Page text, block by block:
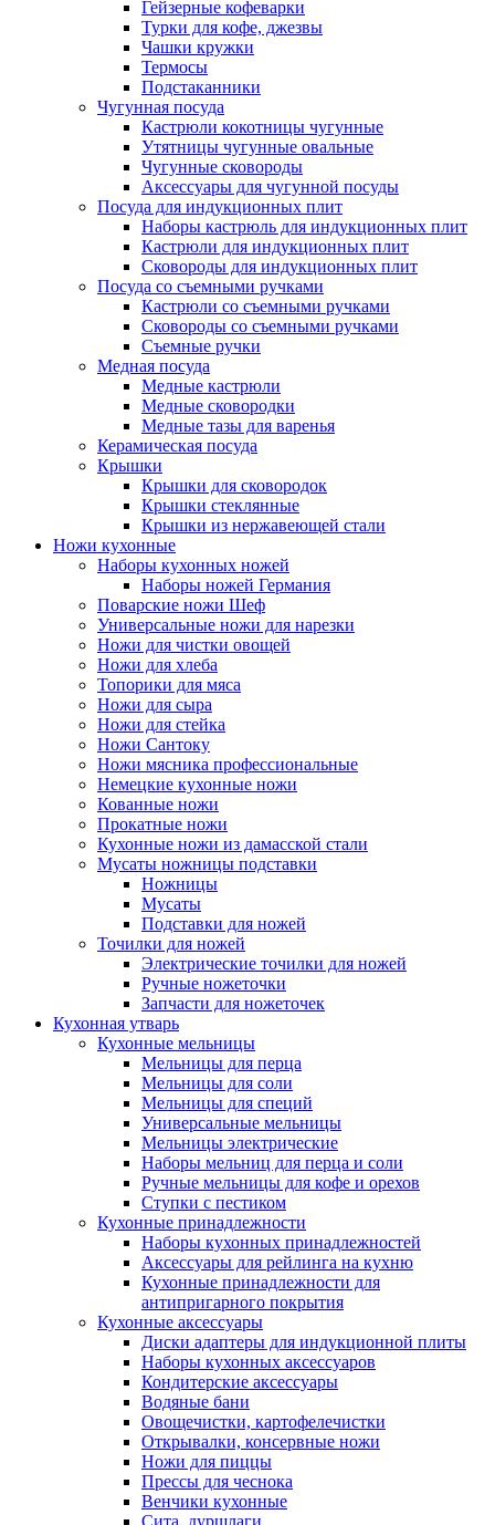
Гейзерные кофеварки
Турки для кофе, джезвы
Чашки кружки
Термосы
Подстаканники
Чугунная посуда
Кастрюли кокотницы чугунные
Утятницы чугунные овальные
Чугунные сковороды
Аксессуары для чугунной посуды
Посуда для индукционных плит
Наборы кастрюль для индукционных плит
Кастрюли для индукционных плит
Сковороды для индукционных плит
Посуда со съемными ручками
Кастрюли со съемными ручками
Сковороды со съемными ручками
Съемные ручки
Медная посуда
Медные кастрюли
Медные сковородки
Медные тазы для варенья
Керамическая посуда
Крышки
Крышки для сковородок
Крышки стеклянные
Крышки из нержавеющей стали
Ножи кухонные
Наборы кухонных ножей
Наборы ножей Германия
Поварские ножи Шеф
Универсальные ножи для нарезки
Ножи для чистки овощей
Ножи для хлеба
Топорики для мяса
Ножи для сыра
Ножи для стейка
Ножи Сантоку
Ножи мясника профессиональные
Немецкие кухонные ножи
Кованные ножи
Прокатные ножи
Кухонные ножи из дамасской стали
Мусаты ножницы подставки
Ножницы
Мусаты
Подставки для ножей
Точилки для ножей
Электрические точилки для ножей
Ручные ножеточки
Запчасти для ножеточек
Кухонная утварь
Кухонные мельницы
Мельницы для перца
Мельницы для соли
Мельницы для специй
Универсальные мельницы
Мельницы электрические
Наборы мельниц для перца и соли
Ручные мельницы для кофе и орехов
Ступки с пестиком
Кухонные принадлежности
Наборы кухонных принадлежностей
Аксессуары для рейлинга на кухню
Кухонные принадлежности для
антипригарного покрытия
Кухонные аксессуары
Диски адаптеры для индукционной плиты
Наборы кухонных аксессуаров
Кондитерские аксессуары
Водяные бани
Овощечистки, картофелечистки
Открывалки, консервные ножи
Ножи для пиццы
Прессы для чеснока
Венчики кухонные
Сита, дуршлаги